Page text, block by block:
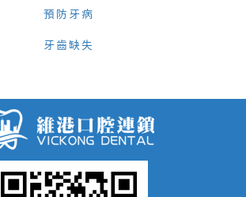
預防牙病
牙齒缺失